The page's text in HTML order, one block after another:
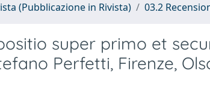
(Pubblicazione in Rivista) 03.2
super primo et
Perfetti, Firenze,